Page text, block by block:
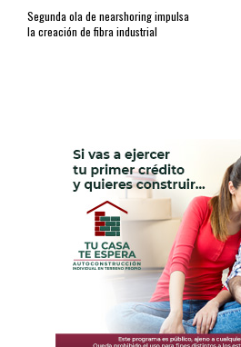
Segunda ola de nearshoring impulsa
la creación de fibra industrial